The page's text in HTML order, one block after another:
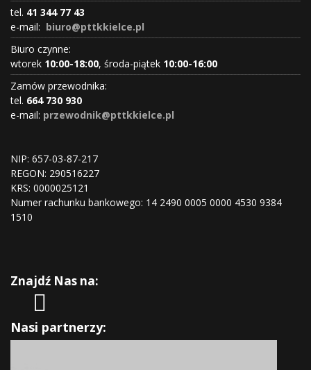
tel. 41 344 77 43
e-mail: biuro@pttkkielce.pl
Biuro czynne:
wtorek 10:00-18:00, środa-piątek 10:00-16:00
Zamów przewodnika:
tel. 664 730 930
e-mail: przewodnik@pttkkielce.pl
NIP: 657-03-87-217
REGON: 290516227
KRS: 0000025121
Numer rachunku bankowego: 14 2490 0005 0000 4530 9384
1510
Znajdź Nas na:
Nasi partnerzy: